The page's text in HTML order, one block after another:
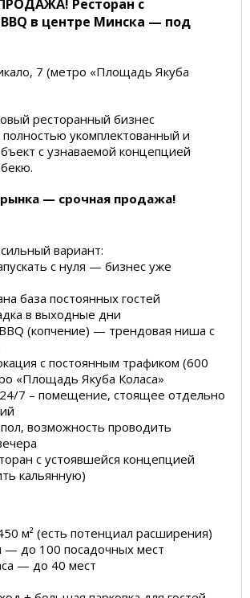
Ресторан с
в центре Минска — под
7 (метро «Площадь Якуба
ресторанный бизнес
укомплектованный и
с узнаваемой концепцией
— срочная продажа!
вариант:
с нуля — бизнес уже
база постоянных гостей
в выходные дни
(копчение) — трендовая ниша с
с постоянным трафиком (600
«Площадь Якуба Коласа»
7 – помещение, стоящее отдельно
возможность проводить
с устоявшейся концепцией
кальянную)
м² (есть потенциал расширения)
— до 100 посадочных мест
— до 40 мест